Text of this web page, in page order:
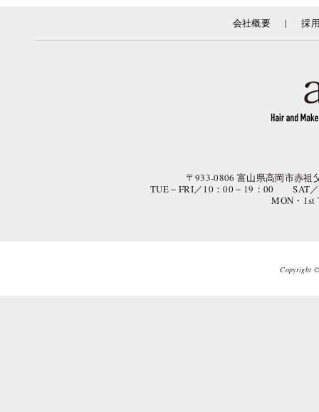
会社概要 | 採
〒933-0806 富山県高岡市赤
TUE − FRI／10：00 − 19：00 SAT
MON・1st
Copyright